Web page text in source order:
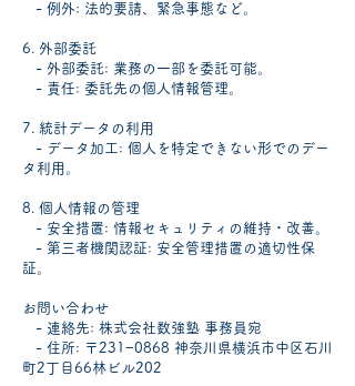
- 例外: 法的要請、緊急事態など。
6. 外部委託
- 外部委託: 業務の一部を委託可能。
- 責任: 委託先の個人情報管理。
7. 統計データの利用
- データ加工: 個人を特定できない形でのデー
タ利用。
8. 個人情報の管理
- 安全措置: 情報セキュリティの維持・改善。
- 第三者機関認証: 安全管理措置の適切性保
証。
お問い合わせ
- 連絡先: 株式会社数強塾 事務員宛
- 住所: 〒231−0868 神奈川県横浜市中区石川
町2丁目66林ビル202